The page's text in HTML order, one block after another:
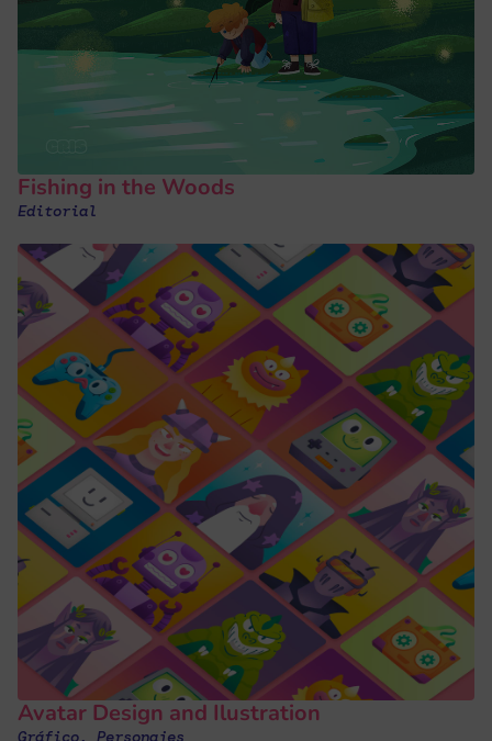
Fishing in the Woods
Editorial
Avatar Design and Ilustration
Gráfico, Personajes